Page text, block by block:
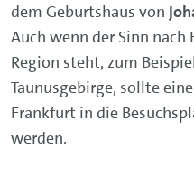
dem Geburtshaus von
Auch wenn der Sinn
Region steht, zum
Taunusgebirge, sollte
Frankfurt in die
werden.